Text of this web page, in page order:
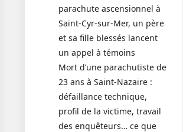
parachute ascensionnel à
Saint-Cyr-sur-Mer, un père
et sa fille blessés lancent
un appel à témoins
Mort d’une parachutiste de
23 ans à Saint-Nazaire :
défaillance technique,
profil de la victime, travail
des enquêteurs… ce que